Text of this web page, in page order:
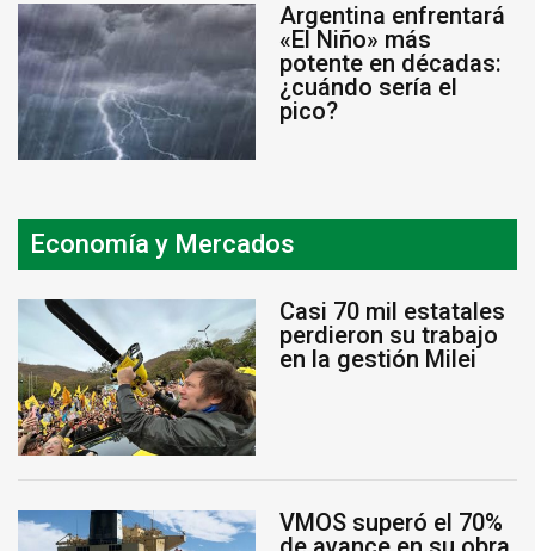
Argentina enfrentará
«El Niño» más
potente en décadas:
¿cuándo sería el
pico?
Economía y Mercados
Casi 70 mil estatales
perdieron su trabajo
en la gestión Milei
VMOS superó el 70%